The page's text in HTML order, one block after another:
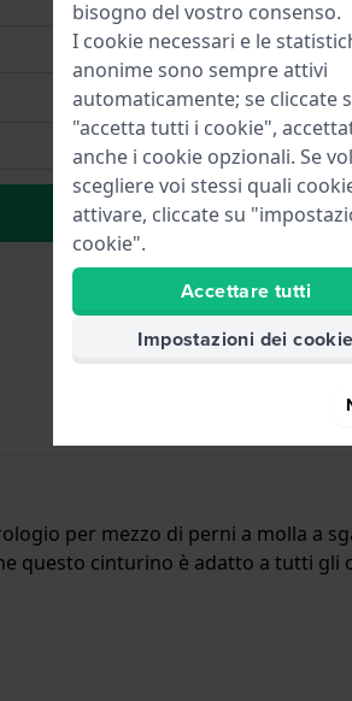
alla lista dei
per mezzo di perni a molla a
questo cinturino è adatto a tutti gli
bisogno del vostro consenso.
I cookie necessari e le
anonime sono sempre attivi
automaticamente; se cliccate
"accetta tutti i cookie",
anche i cookie opzionali. Se
scegliere voi stessi quali
attivare, cliccate su
cookie".
Accettare tutti
Impostazioni dei cookie